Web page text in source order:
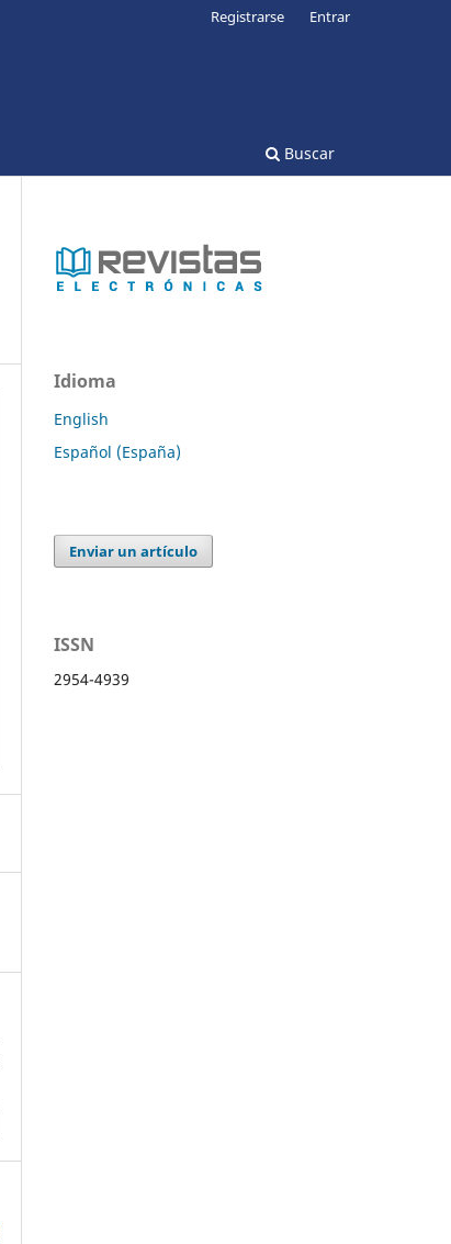
Buscar
Registrarse Entrar
Idioma
English
Español (España)
Enviar un artículo
ISSN
2954-4939